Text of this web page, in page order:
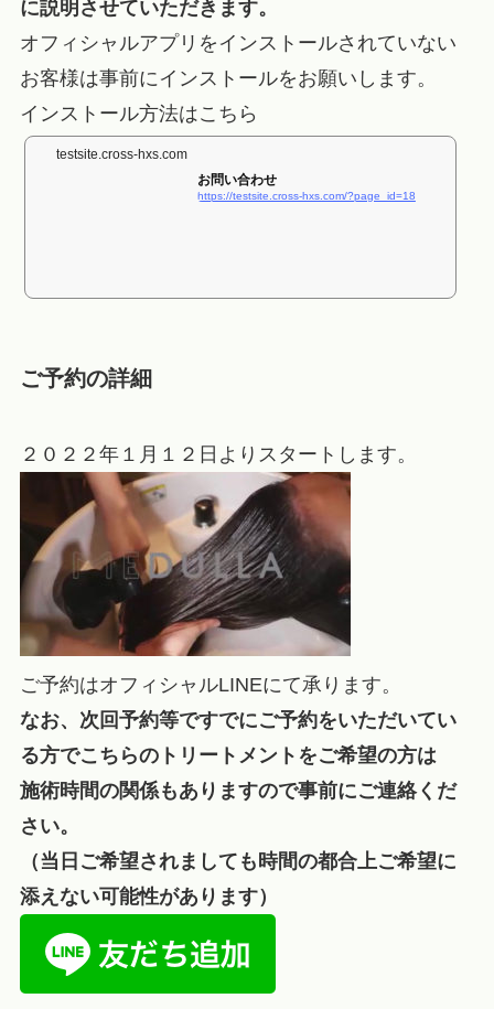
に説明させていただきます。
オフィシャルアプリをインストールされていない
お客様は事前にインストールをお願いします。
インストール方法はこちら
testsite.cross-hxs.com
お問い合わせ
https://testsite.cross-hxs.com/?page_id=18
ご予約の詳細
２０２２年１月１２日よりスタートします。
ご予約はオフィシャルLINEにて承ります。
なお、次回予約等ですでにご予約をいただいてい
る方でこちらのトリートメントをご希望の方は
施術時間の関係もありますので事前にご連絡くだ
さい。
（当日ご希望されましても時間の都合上ご希望に
添えない可能性があります）